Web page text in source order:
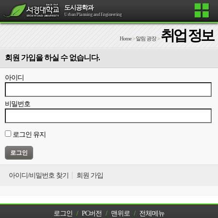
도시공학과
Urban Planning and Engineering
Home> 알림 광장> 취업 정보
회원 가입을 하실 수 없습니다.
아이디
비밀번호
로그인 유지
아이디/비밀번호 찾기 회원 가입
로그인 / PC버전 / 맨위로 / 전체메뉴